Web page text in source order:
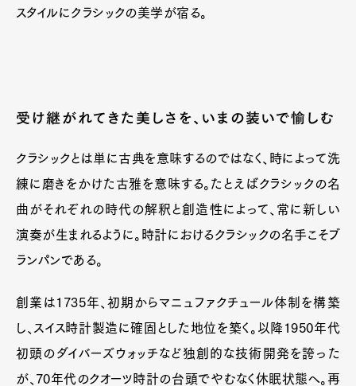
スタイルにクラシックの美学が宿る。
受け継がれてきた美しさを、いまの装いで愉しむ
クラシックとは単に古典を意味するのではなく、時によって洗
練に磨きをかけた古雅を意味する。たとえばクラシックの名
曲がそれぞれの時代の解釈と創造性によって、常に新しい
演奏が生まれるように。時計におけるクラシックの名手こそブ
ランパンである。
創業は1735年、初期からマニュファクチュール体制を構築
し、スイス時計製造に確固とした地位を築く。以降1950年代
初頭のダイバーズウォッチなど独創的な技術開発を誇った
が、70年代のクオーツ時計の台頭でやむなく休眠状態へ。再